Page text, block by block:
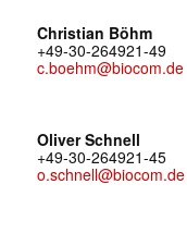
Christian Böhm
+49-30-264921-49
c.boehm@biocom.de
Oliver Schnell
+49-30-264921-45
o.schnell@biocom.de